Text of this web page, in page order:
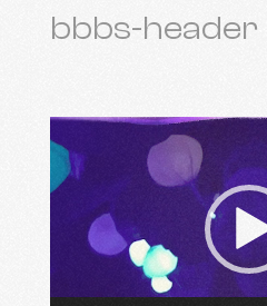
bbbs-header
vidéo